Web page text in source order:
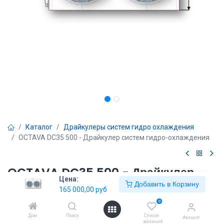
Цена:
165 000,00 руб
Добавить в Корзину
Дом Поиск
0
Список
желаний
Аккаунт
Каталог
Драйкулеры систем гидро охлаждения
OCTAVA DC35 500 - Драйкулер систем гидро-охлаждения
OCTAVA DC35 500 - Драйкулер
систем гидро-охлаждения
165 000,00 руб